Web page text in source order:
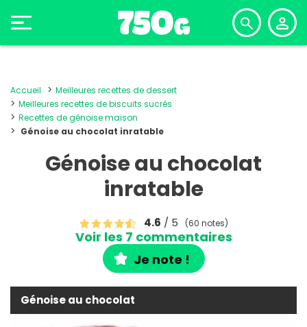
Accueil
Meilleures recettes de dessert
Meilleures recettes de biscuits sucrés
Recettes de génoise maison
Génoise au chocolat inratable
Génoise au chocolat
inratable
4.6 / 5 (60 notes)
Voir les 7 commentaires
Je note !
Génoise au chocolat